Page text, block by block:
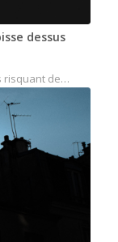
dessus
risquant de…